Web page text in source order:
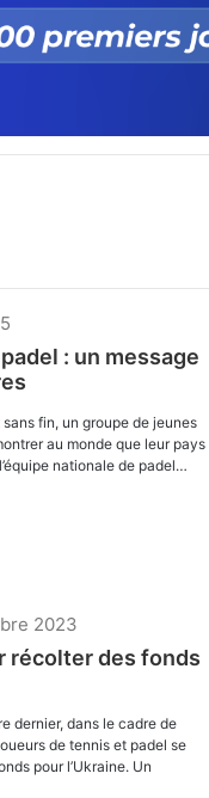
: un message
fin, un groupe de jeunes
au monde que leur pays
nationale de padel…
2023
récolter des fonds
dernier, dans le cadre de
de tennis et padel se
pour l’Ukraine. Un